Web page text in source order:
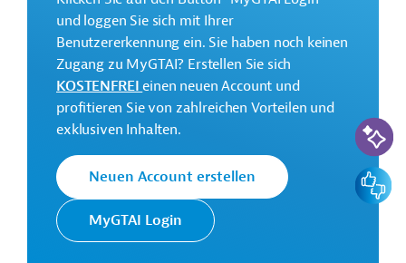
Gesamtkosten:
300 Millionen US-Dollar
Geberbeitrag:
100 Millionen US-Dollar (IBRD, Darlehen)
Kontaktadressen
Die Weltbankgruppe ist eine der
und loggen Sie sich mit Ihrer
Benutzererkennung ein. Sie haben noch keinen
Zugang zu MyGTAI? Erstellen Sie sich
KOSTENFREIeinen neuen Account und
profitieren Sie von zahlreichen Vorteilen und
exklusiven Inhalten.
Neuen Account erstellen
MyGTAI Login
KI-